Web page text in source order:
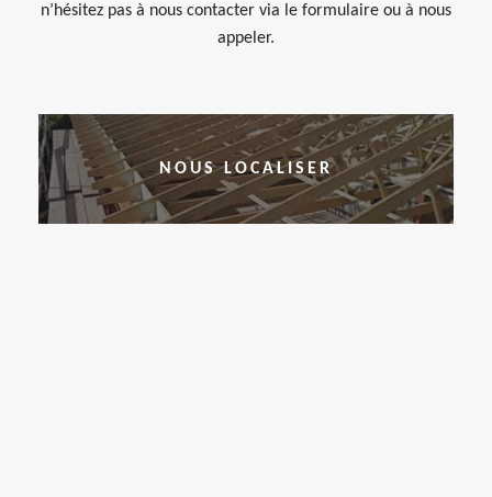
n’hésitez pas à nous contacter via le formulaire ou à nous
appeler.
NOUS LOCALISER